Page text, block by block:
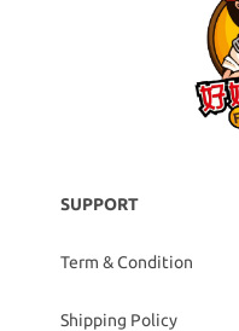
SUPPORT
Term & Condition
Shipping Policy